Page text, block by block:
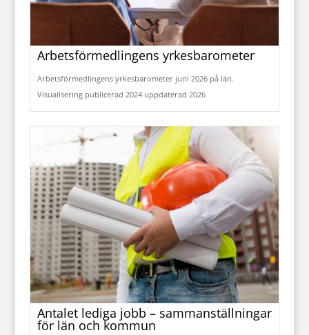
Arbetsförmedlingens yrkesbarometer
Arbetsförmedlingens yrkesbarometer juni 2026 på län.
Visualisering publicerad 2024 uppdaterad 2026
Antalet lediga jobb – sammanställningar
för län och kommun